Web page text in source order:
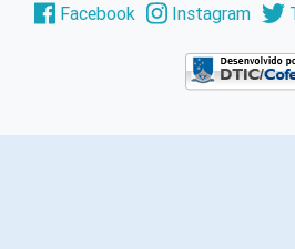
Facebook Instagram